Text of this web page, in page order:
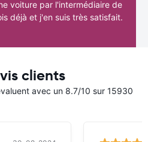
voiture par l'intermédiaire de
déjà et j'en suis très satisfait.
clients
avec un 8.7/10 sur 15930